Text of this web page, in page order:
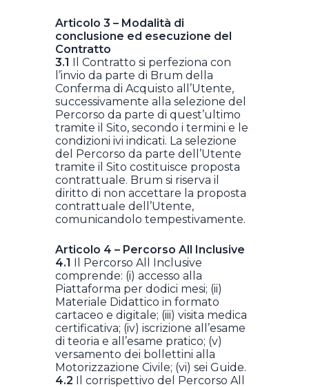
Articolo 3 – Modalità di
conclusione ed esecuzione del
Contratto
3.1 Il Contratto si perfeziona con
l’invio da parte di Brum della
Conferma di Acquisto all’Utente,
successivamente alla selezione del
Percorso da parte di quest’ultimo
tramite il Sito, secondo i termini e le
condizioni ivi indicati. La selezione
del Percorso da parte dell’Utente
tramite il Sito costituisce proposta
contrattuale. Brum si riserva il
diritto di non accettare la proposta
contrattuale dell’Utente,
comunicandolo tempestivamente.
Articolo 4 – Percorso All Inclusive
4.1 Il Percorso All Inclusive
comprende: (i) accesso alla
Piattaforma per dodici mesi; (ii)
Materiale Didattico in formato
cartaceo e digitale; (iii) visita medica
certificativa; (iv) iscrizione all’esame
di teoria e all’esame pratico; (v)
versamento dei bollettini alla
Motorizzazione Civile; (vi) sei Guide.
4.2 Il corrispettivo del Percorso All